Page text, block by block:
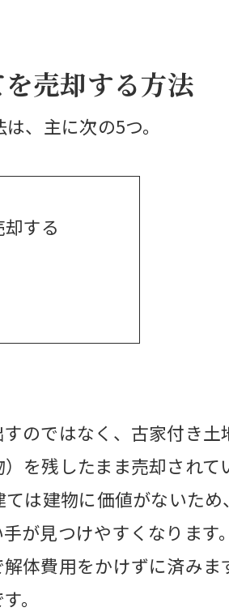
売却する方法
、主に次の5つ。
する
のではなく、古家付き土
を残したまま売却されて
は建物に価値がないた
が見つけやすくなります。
体費用をかけずに済み
。